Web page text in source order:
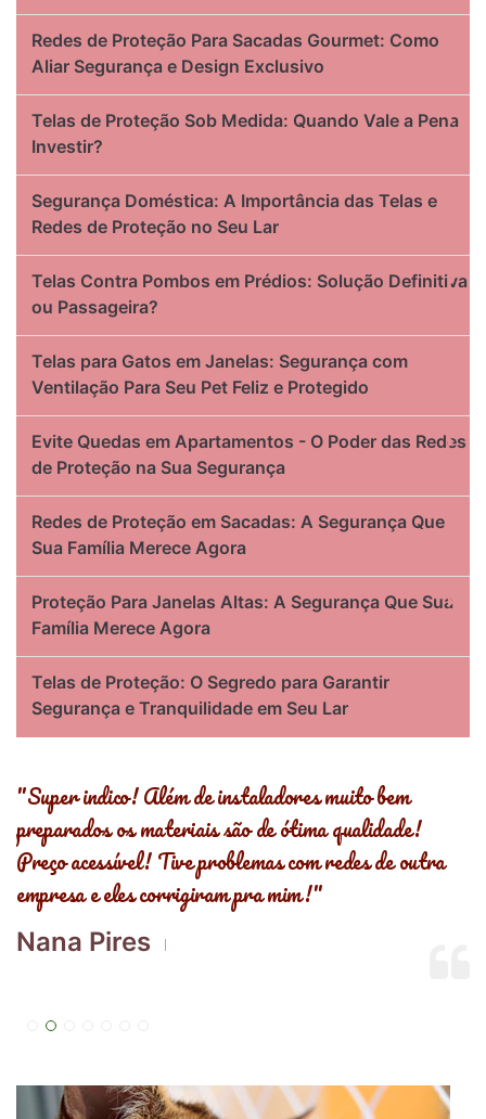
Redes de Proteção Para Sacadas Gourmet: Como
Aliar Segurança e Design Exclusivo
Telas de Proteção Sob Medida: Quando Vale a Pena
Investir?
Segurança Doméstica: A Importância das Telas e
Redes de Proteção no Seu Lar
Telas Contra Pombos em Prédios: Solução Definitiva
ou Passageira?
Telas para Gatos em Janelas: Segurança com
Ventilação Para Seu Pet Feliz e Protegido
Evite Quedas em Apartamentos - O Poder das Redes
de Proteção na Sua Segurança
Redes de Proteção em Sacadas: A Segurança Que
Sua Família Merece Agora
Proteção Para Janelas Altas: A Segurança Que Sua
Família Merece Agora
Telas de Proteção: O Segredo para Garantir
Segurança e Tranquilidade em Seu Lar
"Super indico! Além de instaladores muito bem
preparados os materiais são de ótima qualidade!
Preço acessível! Tive problemas com redes de outra
empresa e eles corrigiram pra mim!"
Nana Pires